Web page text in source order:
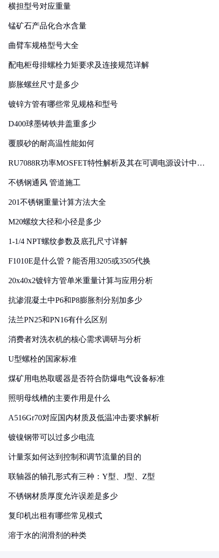
横担型号对应重量
锰矿石产品化合水含量
曲臂车规格型号大全
配电柜母排螺栓力矩要求及连接规范详解
膨胀螺丝尺寸是多少
镀锌方管有哪些常见规格和型号
D400球墨铸铁井盖重多少
覆膜砂的耐高温性能如何
RU7088R功率MOSFET特性解析及其在可调电源设计中的
不锈钢通风 管道施工
201不锈钢重量计算方法大全
M20螺纹大径和小径是多少
1-1/4 NPT螺纹参数及底孔尺寸详解
F1010E是什么管？能否用3205或3505代换
20x40x2镀锌方管单米重量计算与应用分析
抗渗混凝土中P6和P8膨胀剂分别加多少
法兰PN25和PN16有什么区别
消费者对洗衣机的核心需求调研与分析
U型螺栓的国家标准
煤矿用电热取暖器是否符合防爆电气设备标准
照明母线槽的主要作用是什么
A516Gr70对应国内材质及低温冲击要求解析
镀镍钢带可以过多少电流
计量泵如何达到控制和调节流量的目的
联轴器的轴孔形式有三种：Y型、J型、Z型
不锈钢材质厚度允许误差是多少
复印机出租有哪些常见模式
溶于水的润滑剂的种类